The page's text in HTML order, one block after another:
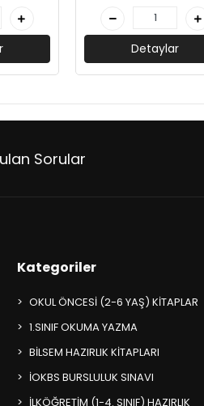
Detaylar
Sorular
Kategoriler
OKUL ÖNCESİ (2-6 YAŞ) KİTAPLAR
1.SINIF OKUMA YAZMA
BİLSEM HAZIRLIK KİTAPLARI
İOKBS BURSLULUK SINAVI
İLKÖĞRETİM (1-4. SINIF) HAZIRLIK